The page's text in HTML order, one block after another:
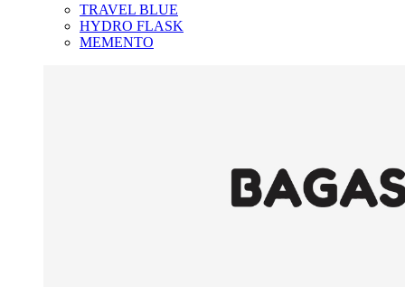
TRAVEL BLUE
HYDRO FLASK
MEMENTO